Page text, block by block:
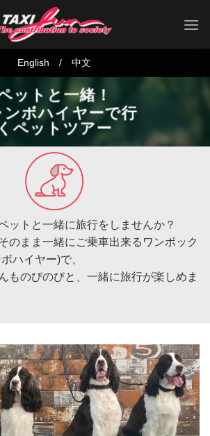
English / 中文
ットと一緒！
ンボハイヤーで行
くペットツアー
ットと一緒に旅行をしませんか？
のまま一緒にご乗車出来るワンボック
ハイヤー)で、
ものびのびと、一緒に旅行が楽しめま